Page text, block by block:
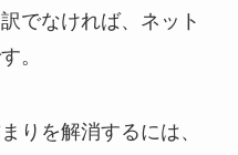
でなければ、ネット
。
りを解消するには、